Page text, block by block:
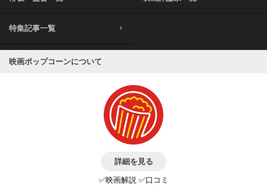
特集記事一覧
映画ポップコーンについて
詳細を見る
✅映画解説 ✅口コミ